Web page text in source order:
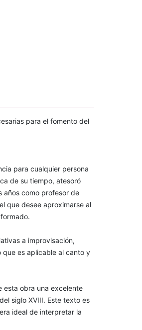
para el fomento del
para cualquier persona
de su tiempo, atesoró
años como profesor de
que desee aproximarse al
a improvisación,
que es aplicable al canto y
esta obra una excelente
siglo XVIII. Este texto es
ideal de interpretar la